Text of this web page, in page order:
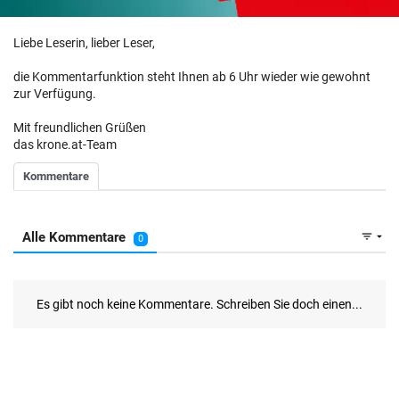
Liebe Leserin, lieber Leser,
die Kommentarfunktion steht Ihnen ab 6 Uhr wieder wie gewohnt
zur Verfügung.
Mit freundlichen Grüßen
das krone.at-Team